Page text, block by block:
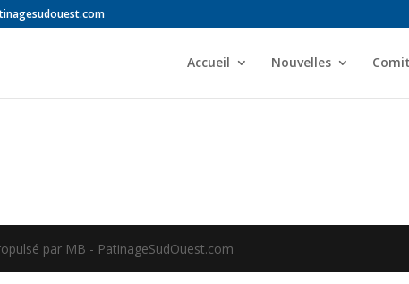
Accueil Nouvelles
par MB - PatinageSudOuest.com